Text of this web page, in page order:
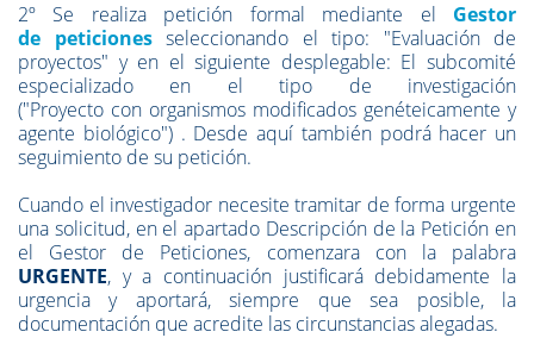
2º Se realiza petición formal mediante el Gestor
de peticionesseleccionando el tipo: "Evaluación de
proyectos" y en el siguiente desplegable: El subcomité
especializado en el tipo de investigación
("Proyecto con organismos modificados genéteicamente y
agente biológico") . Desde aquí también podrá hacer un
seguimiento de su petición.
Cuando el investigador necesite tramitar de forma urgente
una solicitud, en el apartado Descripción de la Petición en
el Gestor de Peticiones, comenzara con la palabra
URGENTE, y a continuación justificará debidamente la
urgencia y aportará, siempre que sea posible, la
documentación que acredite las circunstancias alegadas.